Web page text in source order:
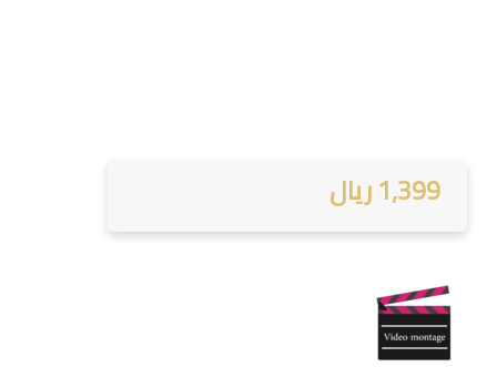
1,399 ريال